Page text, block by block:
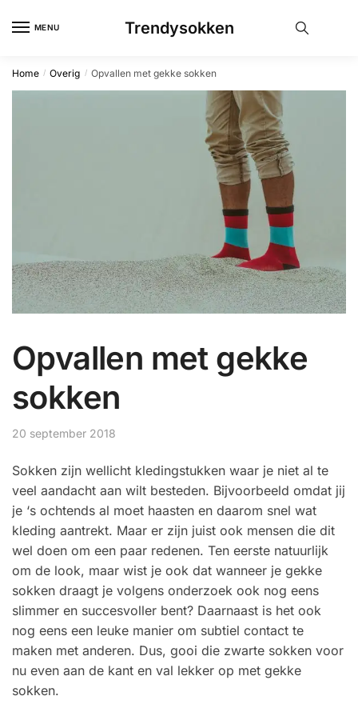
MENU Trendysokken
Home / Overig / Opvallen met gekke sokken
Opvallen met gekke
sokken
20 september 2018
Sokken zijn wellicht kledingstukken waar je niet al te
veel aandacht aan wilt besteden. Bijvoorbeeld omdat jij
je ‘s ochtends al moet haasten en daarom snel wat
kleding aantrekt. Maar er zijn juist ook mensen die dit
wel doen om een paar redenen. Ten eerste natuurlijk
om de look, maar wist je ook dat wanneer je gekke
sokken draagt je volgens onderzoek ook nog eens
slimmer en succesvoller bent? Daarnaast is het ook
nog eens een leuke manier om subtiel contact te
maken met anderen. Dus, gooi die zwarte sokken voor
nu even aan de kant en val lekker op met gekke
sokken.